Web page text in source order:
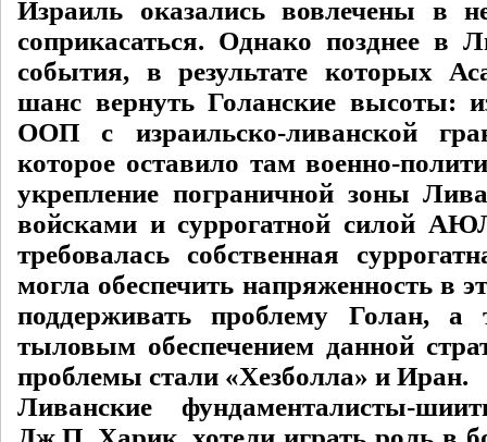
Израиль оказались вовлечены в
соприкасаться. Однако позднее в
события, в результате которых
шанс вернуть Голанские высоты:
ООП с израильско-ливанской
которое оставило там военно-
укрепление пограничной зоны
войсками и суррогатной силой
требовалась собственная
могла обеспечить напряженность в
поддерживать проблему Голан,
тыловым обеспечением данной
проблемы стали «Хезболла» и Иран.
Ливанские фундаменталисты-